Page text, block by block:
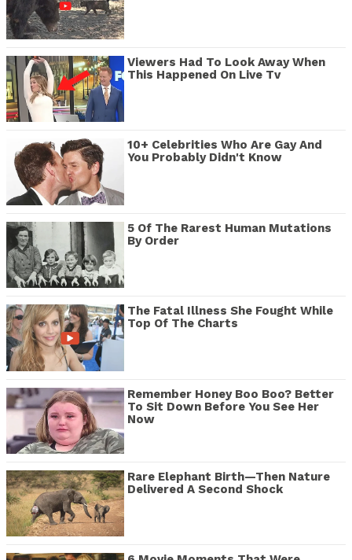
Viewers Had To Look Away When
This Happened On Live Tv
10+ Celebrities Who Are Gay And
You Probably Didn't Know
5 Of The Rarest Human Mutations
By Order
The Fatal Illness She Fought While
Top Of The Charts
Remember Honey Boo Boo? Better
To Sit Down Before You See Her
Now
Rare Elephant Birth—Then Nature
Delivered A Second Shock